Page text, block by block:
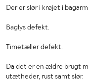
Der er slør i krøjet i bagarm.
Baglys defekt.
Timetæller defekt.
Da det er en ældre brugt
utætheder, rust samt slør.